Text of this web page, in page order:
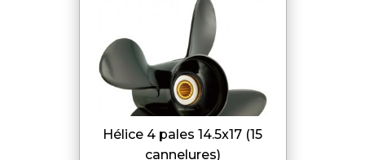
hélice 4 pales 14.5x17 (15
cannelures)